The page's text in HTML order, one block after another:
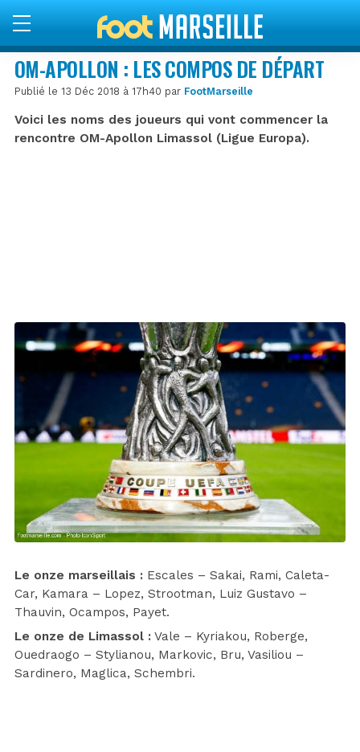
OM-APOLLON : LES COMPOS DE DÉPART
Publié le 13 Déc 2018 à 17h40 par FootMarseille
Voici les noms des joueurs qui vont commencer la
rencontre OM-Apollon Limassol (Ligue Europa).
Le onze marseillais : Escales – Sakai, Rami, Caleta-
Car, Kamara – Lopez, Strootman, Luiz Gustavo –
Thauvin, Ocampos, Payet.
Le onze de Limassol : Vale – Kyriakou, Roberge,
Ouedraogo – Stylianou, Markovic, Bru, Vasiliou –
Sardinero, Maglica, Schembri.